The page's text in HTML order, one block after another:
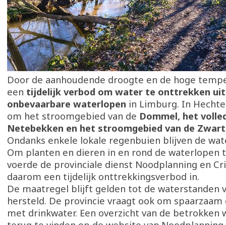
Door de aanhoudende droogte en de hoge
een tijdelijk verbod om water te onttrekken uit
onbevaarbare waterlopen in Limburg. In
om het stroomgebied van de Dommel, het
Netebekken en het stroomgebied van de
Ondanks enkele lokale regenbuien blijven de
Om planten en dieren in en rond de waterlopen
voerde de provinciale dienst Noodplanning en
daarom een tijdelijk onttrekkingsverbod in.
De maatregel blijft gelden tot de waterstanden
hersteld. De provincie vraagt ook om spaarzaam
met drinkwater. Een overzicht van de betrokken